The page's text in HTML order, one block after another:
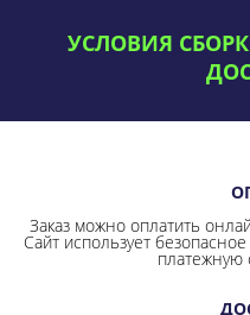
УСЛОВИЯ
Заказ можно оплатить
Сайт использует
платежную